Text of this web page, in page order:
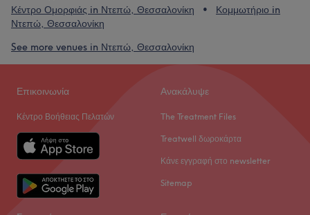
Κέντρο Ομορφιάς in Ντεπώ, Θεσσαλονίκη
Κομμωτήριο in
Ντεπώ, Θεσσαλονίκη
See more venues in Ντεπώ, Θεσσαλονίκη
Επικοινωνία
Κέντρο Βοήθειας Πελατών
Ανακάλυψε
The Treatment Files
Treatwell δωροκάρτα
Κάνε εγγραφή στο newsletter
Sitemap